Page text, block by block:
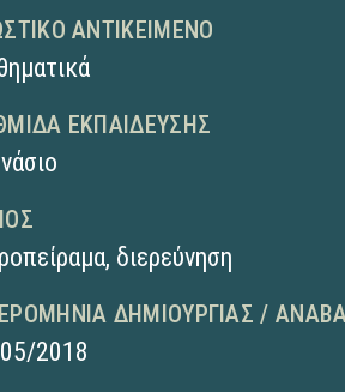
ΑΝΤΙΚΕΊΜΕΝΟ
ΕΚΠΑΊΔΕΥΣΗΣ
, διερεύνηση
ΔΗΜΙΟΥΡΓΊΑΣ /
2018